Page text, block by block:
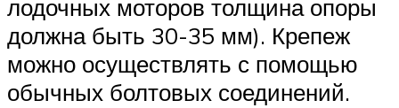
лодочных моторов толщина опоры
должна быть 30-35 мм). Крепеж
можно осуществлять с помощью
обычных болтовых соединений.